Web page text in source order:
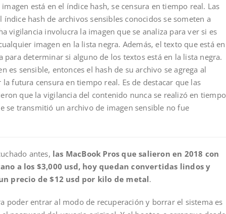
está en el índice hash, se censura en tiempo real. Las
índice hash de archivos sensibles conocidos se someten a
vigilancia involucra la imagen que se analiza para ver si es
imagen en la lista negra. Además, el texto que está en
para determinar si alguno de los textos está en la lista negra.
es sensible, entonces el hash de su archivo se agrega al
futura censura en tiempo real. Es de destacar que las
que la vigilancia del contenido nunca se realizó en tiempo
se transmitió un archivo de imagen sensible no fue
antes, las MacBook Pros que salieron en 2018 con
a los $3,000 usd, hoy quedan convertidas lindos y
precio de $12 usd por kilo de metal.
poder entrar al modo de recuperación y borrar el sistema es